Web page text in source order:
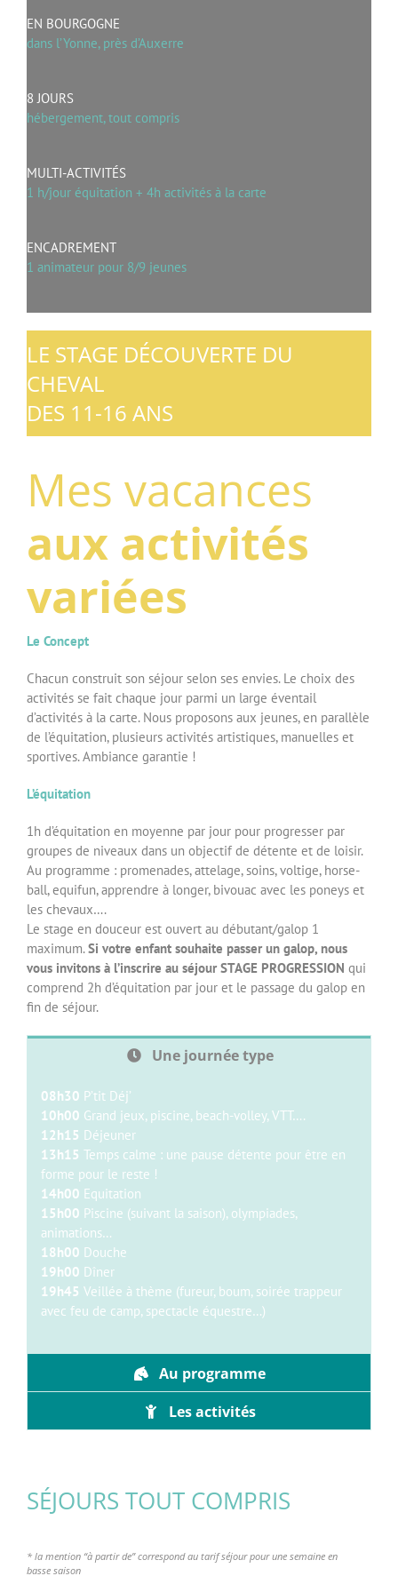
EN BOURGOGNE
dans l’Yonne, près d’Auxerre
8 JOURS
hébergement, tout compris
MULTI-ACTIVITÉS
1 h/jour équitation + 4h activités à la carte
ENCADREMENT
1 animateur pour 8/9 jeunes
LE STAGE DÉCOUVERTE DU
CHEVAL
DES 11-16 ANS
Mes vacances
aux activités
variées
Le Concept
Chacun construit son séjour selon ses envies. Le choix des
activités se fait chaque jour parmi un large éventail
d’activités à la carte. Nous proposons aux jeunes, en parallèle
de l’équitation, plusieurs activités artistiques, manuelles et
sportives. Ambiance garantie !
L’équitation
1h d’équitation en moyenne par jour pour progresser par
groupes de niveaux dans un objectif de détente et de loisir.
Au programme : promenades, attelage, soins, voltige, horse-
ball, equifun, apprendre à longer, bivouac avec les poneys et
les chevaux….
Le stage en douceur est ouvert au débutant/galop 1
maximum.Si votre enfant souhaite passer un galop, nous
vous invitons à l’inscrire au séjour STAGE PROGRESSION qui
comprend 2h d’équitation par jour et le passage du galop en
fin de séjour.
Une journée type
08h30 P’tit Déj’
10h00 Grand jeux, piscine, beach-volley, VTT….
12h15 Déjeuner
13h15 Temps calme : une pause détente pour être en
forme pour le reste !
14h00 Equitation
15h00 Piscine (suivant la saison), olympiades,
animations…
18h00 Douche
19h00 Dîner
19h45 Veillée à thème (fureur, boum, soirée trappeur
avec feu de camp, spectacle équestre…)
Au programme
Les activités
SÉJOURS TOUT COMPRIS
* la mention “à partir de” correspond au tarif séjour pour une semaine en
basse saison